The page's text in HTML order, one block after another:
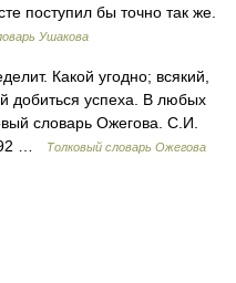
поступил бы точно так же.
Ушакова
Какой угодно; всякий,
добиться успеха. В любых
словарь Ожегова. С.И.
…
Толковый словарь Ожегова